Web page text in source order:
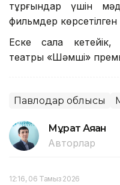
тұрғындар үшін
фильмдер
Еске сала
театры «Шәмші»
Павлодар облысы
Мұрат Аяған
Авторлар
12:16, 06 Тамыз 2026